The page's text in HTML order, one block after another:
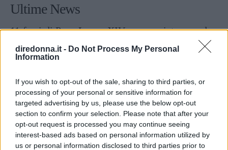
diredonna.it - Do Not Process My Personal
Information
If you wish to opt-out of the sale, sharing to third parties, or
processing of your personal or sensitive information for
targeted advertising by us, please use the below opt-out
section to confirm your selection. Please note that after your
opt-out request is processed you may continue seeing
interest-based ads based on personal information utilized by
us or personal information disclosed to third parties prior to
Ultime News
11 frasi di Papa Leone XIV, pronunciate quando
era Robert Francis Prevost
Frasi sulla libertà: le più belle da condividere e
Tailleur cerimonia 2025 economici: i più belli di
Zara, Zalando, H&M, Mango e altri
"Ho vissuto 72 ore senza parlare: quello che è
successo dopo mi ha cambiato per sempre"
Il "diritto di parola a legioni di imbecilli" e le